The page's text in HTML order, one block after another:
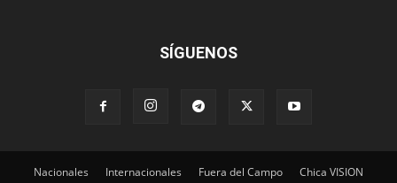
SÍGUENOS
Nacionales Internacionales Fuera del Campo Chica VISION